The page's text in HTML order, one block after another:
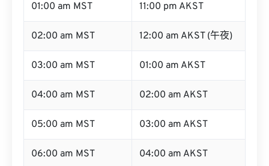
01:00 am MST 11:00 pm AKST
02:00 am MST 12:00 am AKST (午夜)
03:00 am MST 01:00 am AKST
04:00 am MST 02:00 am AKST
05:00 am MST 03:00 am AKST
06:00 am MST 04:00 am AKST